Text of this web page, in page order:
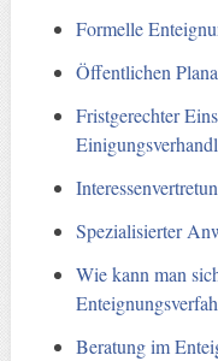
Formelle
Öffentlichen
Fristgerechter
Spezialisierter
Wie kann man
Beratung im